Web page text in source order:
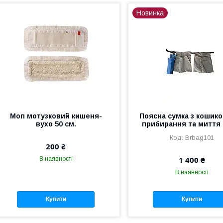
Моп мотузковий кишеня-
вухо 50 см.
200 ₴
В наявності
Купити
Новинка
Поясна сумка з
прибирання та миття
Brbag101
1 400 ₴
В наявності
Купити